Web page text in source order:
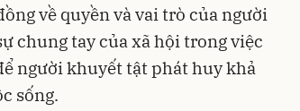
về quyền và vai trò của người
chung tay của xã hội trong việc
người khuyết tật phát huy khả
sống.